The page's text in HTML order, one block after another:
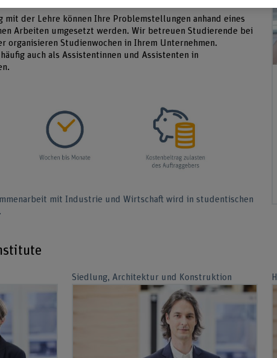
mit der Lehre können Ihre Problemstellungen anhand eines
Arbeiten umgesetzt werden. Wir betreuen Studierende bei
organisieren Studienwochen in Ihrem Unternehmen.
auch als Assistentinnen und Assistenten in
mit Industrie und Wirtschaft wird in studentischen
Siedlung, Architektur und Konstruktion